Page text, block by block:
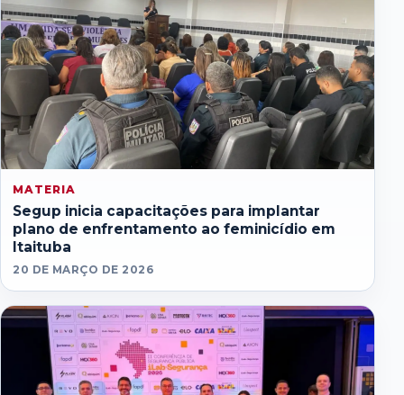
MATERIA
Segup inicia capacitações para implantar
plano de enfrentamento ao feminicídio em
Itaituba
20 DE MARÇO DE 2026